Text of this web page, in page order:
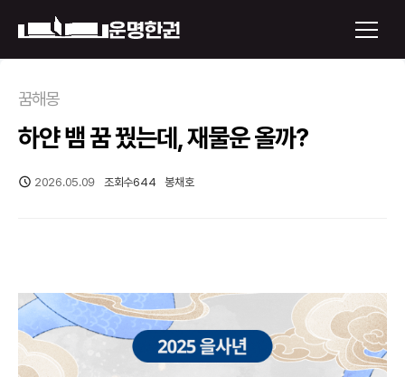
운명한권 보기
미래 배우자 얼굴
신년운세
토정비결
회원가입
꿈해몽
하얀 뱀 꿈 꿨는데, 재물운 올까?
2026.05.09 조회수644 봉채호